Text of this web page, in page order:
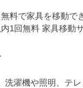
料で家具を移動で
1回無料 家具移動
濯機や照明、テ